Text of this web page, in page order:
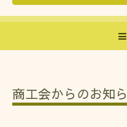
商工会からのお知